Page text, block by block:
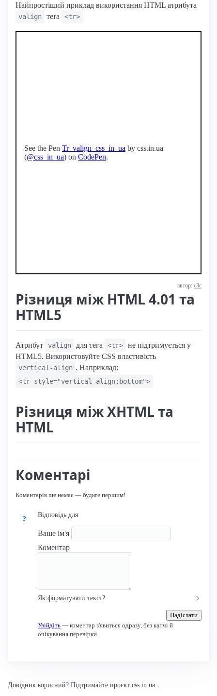
Найпростіший приклад використання HTML атрибута
valign теґа <tr>
See the Pen Tr_valign_css_in_ua by css.in.ua
(@css_in_ua) on CodePen.
автор: с3с
Різниця між HTML 4.01 та
HTML5
Атрибут valign для тега <tr>
не підтримується у
HTML5. Використовуйте CSS властивість
vertical-align . Наприклад:
<tr style="vertical-align:bottom">
Різниця між XHTML та
HTML
Коментарі
Коментарів ще немає — будьте першим!
?
Відповідь для
Ваше ім'я
Коментар
Як форматувати текст?
Надіслати
Увійдіть — коментар з'явиться одразу, без капчі й
очікування перевірки.
Довідник корисний? Підтримайте проєкт css.in.ua.